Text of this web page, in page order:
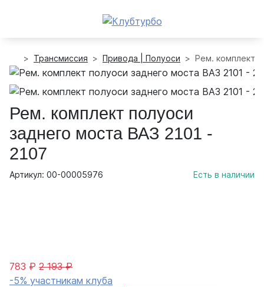
Трансмиссия Привода | Полуоси Рем. комплект
Рем. комплект полуоси
заднего моста ВАЗ 2101 -
2107
Артикул: 00-00005976 Есть в наличии
783 ₽ 2 193 ₽
-5% участникам клуба